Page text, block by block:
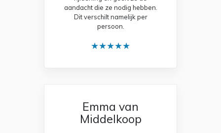
aandacht die ze nodig hebben.
Dit verschilt namelijk per
persoon.
★★★★★
Emma van
Middelkoop